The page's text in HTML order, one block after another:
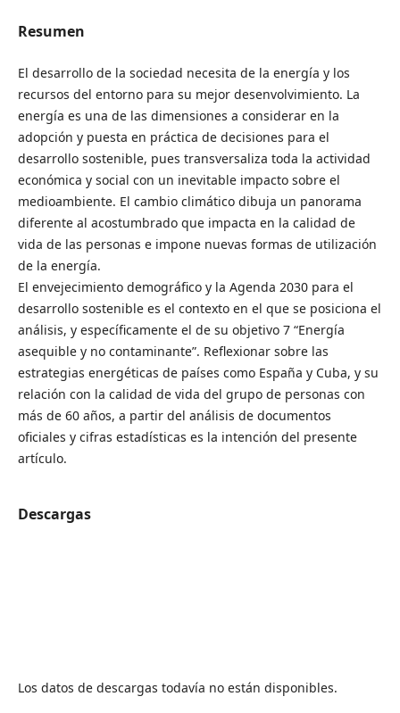
Resumen
El desarrollo de la sociedad necesita de la energía y los
recursos del entorno para su mejor desenvolvimiento. La
energía es una de las dimensiones a considerar en la
adopción y puesta en práctica de decisiones para el
desarrollo sostenible, pues transversaliza toda la actividad
económica y social con un inevitable impacto sobre el
medioambiente. El cambio climático dibuja un panorama
diferente al acostumbrado que impacta en la calidad de
vida de las personas e impone nuevas formas de utilización
de la energía.
El envejecimiento demográfico y la Agenda 2030 para el
desarrollo sostenible es el contexto en el que se posiciona el
análisis, y específicamente el de su objetivo 7 “Energía
asequible y no contaminante”. Reflexionar sobre las
estrategias energéticas de países como España y Cuba, y su
relación con la calidad de vida del grupo de personas con
más de 60 años, a partir del análisis de documentos
oficiales y cifras estadísticas es la intención del presente
artículo.
Descargas
Los datos de descargas todavía no están disponibles.